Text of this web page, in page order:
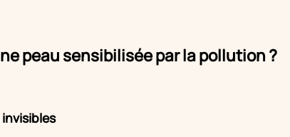
peau sensibilisée par la pollution ?